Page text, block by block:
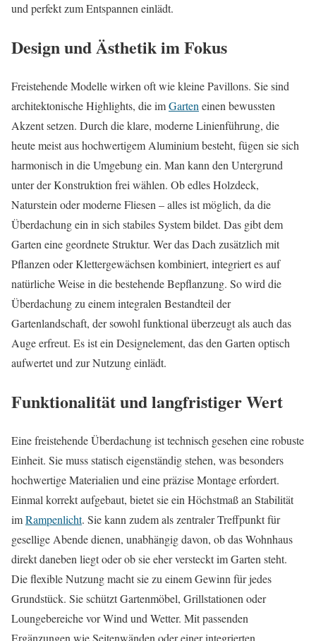
und perfekt zum Entspannen einlädt.
Design und Ästhetik im Fokus
Freistehende Modelle wirken oft wie kleine Pavillons. Sie sind
architektonische Highlights, die imGarten einen bewussten
Akzent setzen. Durch die klare, moderne Linienführung, die
heute meist aus hochwertigem Aluminium besteht, fügen sie sich
harmonisch in die Umgebung ein. Man kann den Untergrund
unter der Konstruktion frei wählen. Ob edles Holzdeck,
Naturstein oder moderne Fliesen – alles ist möglich, da die
Überdachung ein in sich stabiles System bildet. Das gibt dem
Garten eine geordnete Struktur. Wer das Dach zusätzlich mit
Pflanzen oder Klettergewächsen kombiniert, integriert es auf
natürliche Weise in die bestehende Bepflanzung. So wird die
Überdachung zu einem integralen Bestandteil der
Gartenlandschaft, der sowohl funktional überzeugt als auch das
Auge erfreut. Es ist ein Designelement, das den Garten optisch
aufwertet und zur Nutzung einlädt.
Funktionalität und langfristiger Wert
Eine freistehende Überdachung ist technisch gesehen eine robuste
Einheit. Sie muss statisch eigenständig stehen, was besonders
hochwertige Materialien und eine präzise Montage erfordert.
Einmal korrekt aufgebaut, bietet sie ein Höchstmaß an Stabilität
imRampenlicht. Sie kann zudem als zentraler Treffpunkt für
gesellige Abende dienen, unabhängig davon, ob das Wohnhaus
direkt daneben liegt oder ob sie eher versteckt im Garten steht.
Die flexible Nutzung macht sie zu einem Gewinn für jedes
Grundstück. Sie schützt Gartenmöbel, Grillstationen oder
Loungebereiche vor Wind und Wetter. Mit passenden
Ergänzungen wie Seitenwänden oder einer integrierten